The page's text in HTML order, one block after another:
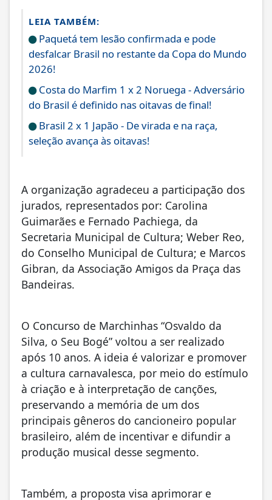
LEIA TAMBÉM:
Paquetá tem lesão confirmada e pode
desfalcar Brasil no restante da Copa do Mundo
2026!
Costa do Marfim 1 x 2 Noruega - Adversário
do Brasil é definido nas oitavas de final!
Brasil 2 x 1 Japão - De virada e na raça,
seleção avança às oitavas!
A organização agradeceu a participação dos
jurados, representados por: Carolina
Guimarães e Fernado Pachiega, da
Secretaria Municipal de Cultura; Weber Reo,
do Conselho Municipal de Cultura; e Marcos
Gibran, da Associação Amigos da Praça das
Bandeiras.
O Concurso de Marchinhas “Osvaldo da
Silva, o Seu Bogé” voltou a ser realizado
após 10 anos. A ideia é valorizar e promover
a cultura carnavalesca, por meio do estímulo
à criação e à interpretação de canções,
preservando a memória de um dos
principais gêneros do cancioneiro popular
brasileiro, além de incentivar e difundir a
produção musical desse segmento.
Também, a proposta visa aprimorar e